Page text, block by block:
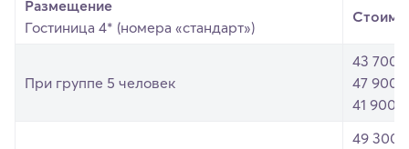
Размещение
Гостиница 4* (номера «стандарт»)
При группе 5 человек
43 700
47 900
41 900
49 300